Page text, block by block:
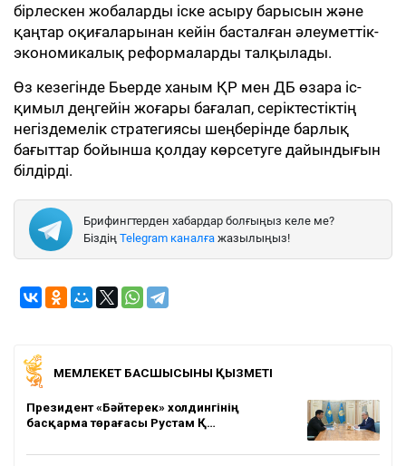
бірлескен жобаларды іске асыру барысын және
қаңтар оқиғаларынан кейін басталған әлеуметтік-
экономикалық реформаларды талқылады.
Өз кезегінде Бьерде ханым ҚР мен ДБ өзара іс-
қимыл деңгейін жоғары бағалап, серіктестіктің
негіздемелік стратегиясы шеңберінде барлық
бағыттар бойынша қолдау көрсетуге дайындығын
білдірді.
Брифингтерден хабардар болғыңыз келе ме?
Біздің Telegram каналға жазылыңыз!
МЕМЛЕКЕТ БАСШЫСЫНЫҢ ҚЫЗМЕТІ
Президент «Бәйтерек» холдингінің
басқарма төрағасы Рустам Қ…